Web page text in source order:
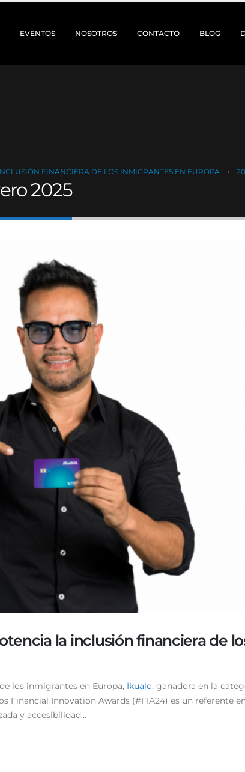
EVENTOS NOSOTROS CONTACTO BLOG
FINANCIERA DE LOS INMIGRANTES EN EUROPA
2025
la inclusión financiera de
los inmigrantes en Europa, Íkualo, ganadora en la
Financial Innovation Awards (#FIA24) es un referente
y accesibilidad...